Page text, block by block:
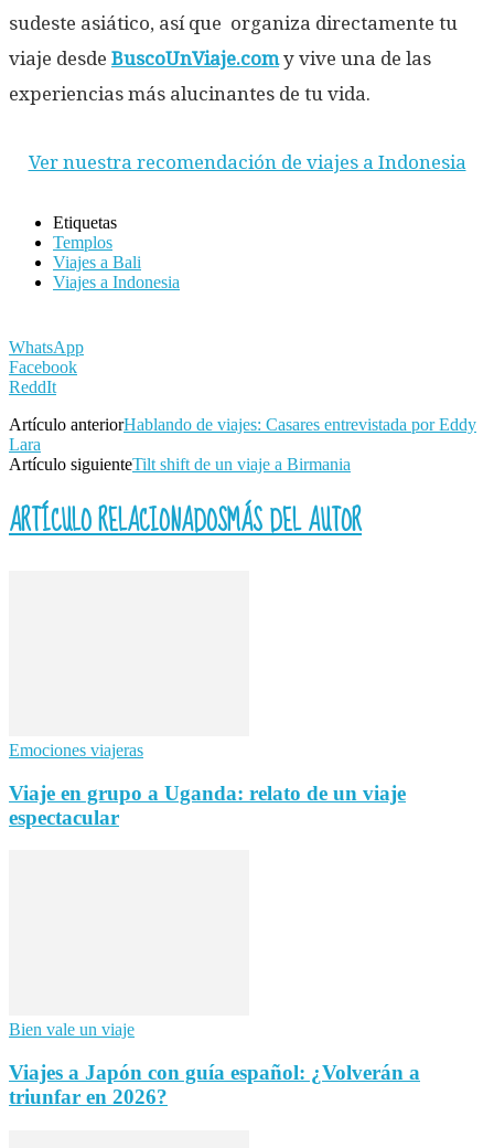
sudeste asiático, así que organiza directamente tu
viaje desde BuscoUnViaje.comy vive una de las
experiencias más alucinantes de tu vida.
Ver nuestra recomendación de viajes a Indonesia
Etiquetas
Templos
Viajes a Bali
Viajes a Indonesia
WhatsApp
Facebook
ReddIt
Artículo anteriorHablando de viajes: Casares entrevistada por Eddy
Lara
Artículo siguienteTilt shift de un viaje a Birmania
ARTÍCULO RELACIONADOSMÁS DEL AUTOR
Emociones viajeras
Viaje en grupo a Uganda: relato de un viaje
espectacular
Bien vale un viaje
Viajes a Japón con guía español: ¿Volverán a
triunfar en 2026?